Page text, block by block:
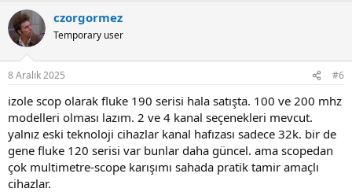
c
t
i
s
czorgormez
Temporary user
8 Aralık 2025 #6
izole scop olarak fluke 190 serisi hala satışta. 100 ve 200 mhz
modelleri olması lazım. 2 ve 4 kanal seçenekleri mevcut.
yalnız eski teknoloji cihazlar kanal hafızası sadece 32k. bir de
gene fluke 120 serisi var bunlar daha güncel. ama scopedan
çok multimetre-scope karışımı sahada pratik tamir amaçlı
cihazlar.